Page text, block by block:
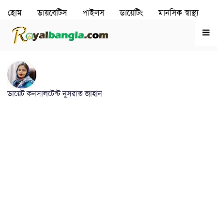
হোম ডায়বেটিস পাইলস ডায়েটিং মানসিক স্বাস্থ‌্য
রূপচর্চা হৃদরোগ
ডায়েট কনসালটেন্ট নুসরাত জাহান